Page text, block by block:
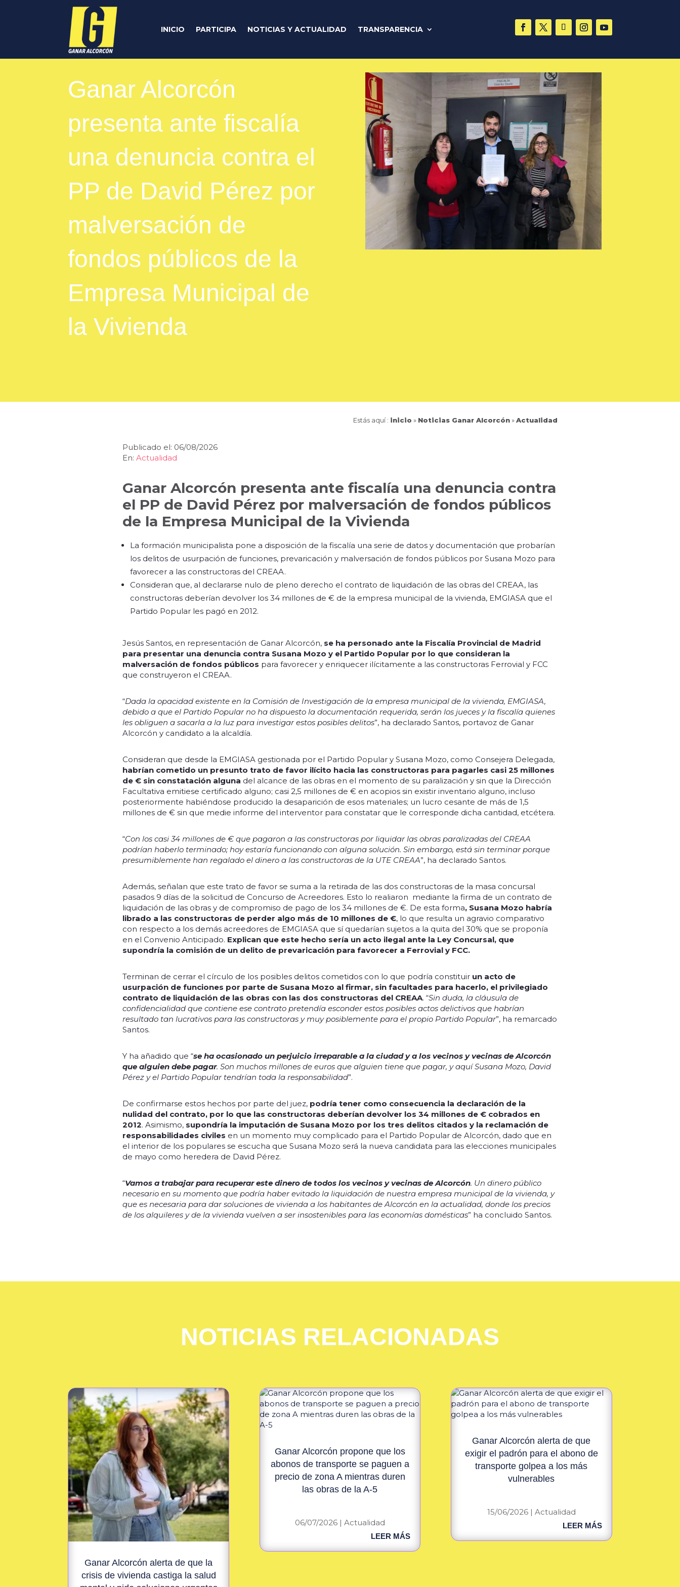
INICIO PARTICIPA NOTICIAS Y ACTUALIDAD TRANSPARENCIA
Ganar Alcorcón
presenta ante fiscalía
una denuncia contra el
PP de David Pérez por
malversación de
fondos públicos de la
Empresa Municipal de
la Vivienda
Estás aquí : inicio » Noticias Ganar Alcorcón»Actualidad
Publicado el: 06/08/2026
En: Actualidad
Ganar Alcorcón presenta ante fiscalía una denuncia contra
el PP de David Pérez por malversación de fondos públicos
de la Empresa Municipal de la Vivienda
La formación municipalista pone a disposición de la fiscalía una serie de datos y documentación que probarían
los delitos de usurpación de funciones, prevaricación y malversación de fondos públicos por Susana Mozo para
favorecer a las constructoras del CREAA.
Consideran que, al declararse nulo de pleno derecho el contrato de liquidación de las obras del CREAA, las
constructoras deberían devolver los 34 millones de € de la empresa municipal de la vivienda, EMGIASA que el
Partido Popular les pagó en 2012.
Jesús Santos, en representación de Ganar Alcorcón, se ha personado ante la Fiscalía Provincial de Madrid
para presentar una denuncia contra Susana Mozo y el Partido Popular por lo que consideran la
malversación de fondos públicos para favorecer y enriquecer ilícitamente a las constructoras Ferrovial y FCC
que construyeron el CREAA.
“Dada la opacidad existente en la Comisión de Investigación de la empresa municipal de la vivienda, EMGIASA,
debido a que el Partido Popular no ha dispuesto la documentación requerida, serán los jueces y la fiscalía quienes
les obliguen a sacarla a la luz para investigar estos posibles delitos”, ha declarado Santos, portavoz de Ganar
Alcorcón y candidato a la alcaldía.
Consideran que desde la EMGIASA gestionada por el Partido Popular y Susana Mozo, como Consejera Delegada,
habrían cometido un presunto trato de favor ilícito hacia las constructoras para pagarles casi 25 millones
de € sin constatación alguna del alcance de las obras en el momento de su paralización y sin que la Dirección
Facultativa emitiese certificado alguno; casi 2,5 millones de € en acopios sin existir inventario alguno, incluso
posteriormente habiéndose producido la desaparición de esos materiales; un lucro cesante de más de 1,5
millones de € sin que medie informe del interventor para constatar que le corresponde dicha cantidad, etcétera.
“Con los casi 34 millones de € que pagaron a las constructoras por liquidar las obras paralizadas del CREAA
podrían haberlo terminado; hoy estaría funcionando con alguna solución. Sin embargo, está sin terminar porque
presumiblemente han regalado el dinero a las constructoras de la UTE CREAA”, ha declarado Santos.
Además, señalan que este trato de favor se suma a la retirada de las dos constructoras de la masa concursal
pasados 9 días de la solicitud de Concurso de Acreedores. Esto lo realiaron mediante la firma de un contrato de
liquidación de las obras y de compromiso de pago de los 34 millones de €. De esta forma, Susana Mozo habría
librado a las constructoras de perder algo más de 10 millones de €, lo que resulta un agravio comparativo
con respecto a los demás acreedores de EMGIASA que sí quedarían sujetos a la quita del 30% que se proponía
en el Convenio Anticipado. Explican que este hecho sería un acto ilegal ante la Ley Concursal, que
supondría la comisión de un delito de prevaricación para favorecer a Ferrovial y FCC.
Terminan de cerrar el círculo de los posibles delitos cometidos con lo que podría constituir un acto de
usurpación de funciones por parte de Susana Mozo al firmar, sin facultades para hacerlo, el privilegiado
contrato de liquidación de las obras con las dos constructoras del CREAA. “Sin duda, la cláusula de
confidencialidad que contiene ese contrato pretendía esconder estos posibles actos delictivos que habrían
resultado tan lucrativos para las constructoras y muy posiblemente para el propio Partido Popular”, ha remarcado
Santos.
Y ha añadido que “se ha ocasionado un perjuicio irreparable a la ciudad y a los vecinos y vecinas de Alcorcón
que alguien debe pagar. Son muchos millones de euros que alguien tiene que pagar, y aquí Susana Mozo, David
Pérez y el Partido Popular tendrían toda la responsabilidad”.
De confirmarse estos hechos por parte del juez, podría tener como consecuencia la declaración de la
nulidad del contrato, por lo que las constructoras deberían devolver los 34 millones de € cobrados en
2012. Asimismo, supondría la imputación de Susana Mozo por los tres delitos citados y la reclamación de
responsabilidades civiles en un momento muy complicado para el Partido Popular de Alcorcón, dado que en
el interior de los populares se escucha que Susana Mozo será la nueva candidata para las elecciones municipales
de mayo como heredera de David Pérez.
“Vamos a trabajar para recuperar este dinero de todos los vecinos y vecinas de Alcorcón. Un dinero público
necesario en su momento que podría haber evitado la liquidación de nuestra empresa municipal de la vivienda, y
que es necesaria para dar soluciones de vivienda a los habitantes de Alcorcón en la actualidad, donde los precios
de los alquileres y de la vivienda vuelven a ser insostenibles para las economías domésticas” ha concluido Santos.
NOTICIAS RELACIONADAS
Ganar Alcorcón alerta de que la
crisis de vivienda castiga la salud
Ganar Alcorcón propone que los
abonos de transporte se paguen a
precio de zona A mientras duren
las obras de la A-5
06/07/2026| Actualidad
LEER MÁS
Ganar Alcorcón alerta de que
exigir el padrón para el abono de
transporte golpea a los más
vulnerables
15/06/2026| Actualidad
LEER MÁS